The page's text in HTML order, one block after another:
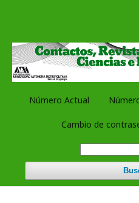
Número Actual
Cambio de